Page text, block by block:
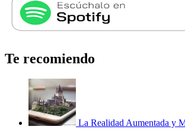
Te recomiendo
La Realidad Aumentada y